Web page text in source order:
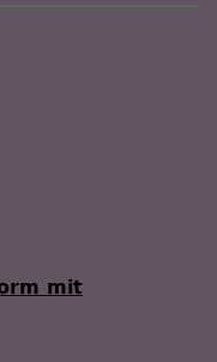
mit